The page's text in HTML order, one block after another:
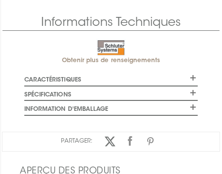
Informations Techniques
Obtenir plus de renseignements
CARACTÉRISTIQUES
SPÉCIFICATIONS
INFORMATION D'EMBALLAGE
PARTAGER:
APERÇU DES PRODUITS